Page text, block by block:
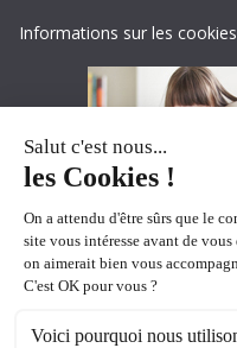
Informations sur les cookies